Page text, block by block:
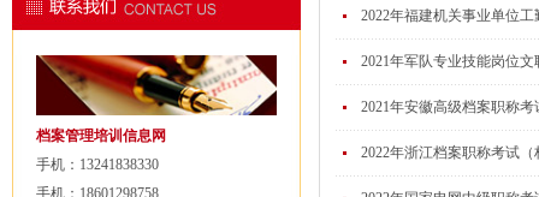
档案管理培训信息网
手机：13241838330
手机：18601298758
2022年福建机关事业单位
2021年军队专业技能岗位
2021年安徽高级档案职称
2022年浙江档案职称考试